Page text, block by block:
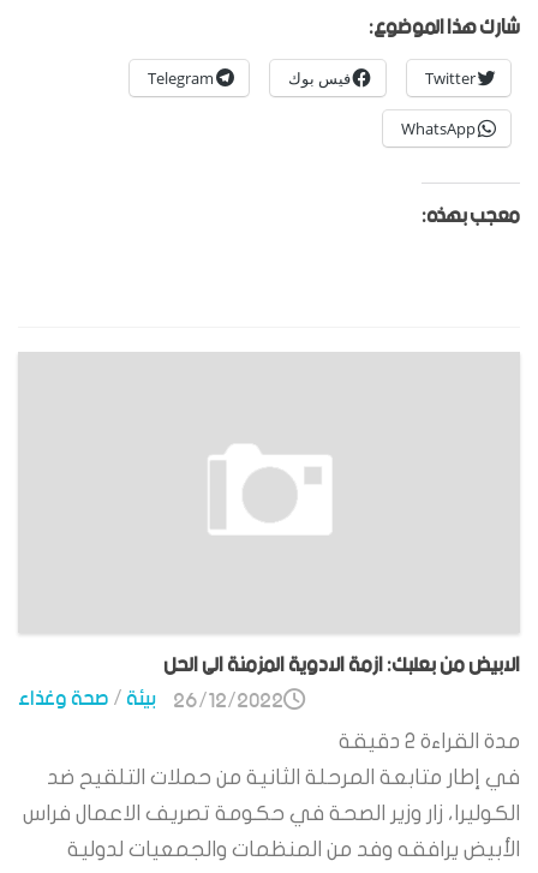
شارك هذا الموضوع:
Twitter فيس بوك Telegram
WhatsApp
معجب بهذه:
الابيض من بعلبك: ازمة الادوية المزمنة الى الحل
بيئة/صحة وغذاء 26/12/2022
مدة القراءة 2 دقيقة
في إطار متابعة المرحلة الثانية من حملات التلقيح ضد
الكوليرا، زار وزير الصحة في حكومة تصريف الاعمال فراس
الأبيض يرافقه وفد من المنظمات والجمعيات لدولية